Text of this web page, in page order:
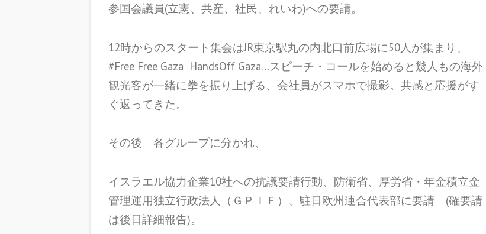
参国会議員(立憲、共産、社民、れいわ)への要請。
12時からのスタート集会はJR東京駅丸の内北口前広場に50人が集まり、
#Free Free Gaza HandsOff Gaza…スピーチ・コールを始めると幾人もの海外
観光客が一緒に拳を振り上げる、会社員がスマホで撮影。共感と応援がす
ぐ返ってきた。
その後 各グループに分かれ、
イスラエル協力企業10社への抗議要請行動、防衛省、厚労省・年金積立金
管理運用独立行政法人（ＧＰＩＦ）、駐日欧州連合代表部に要請 (確要請
は後日詳細報告)。